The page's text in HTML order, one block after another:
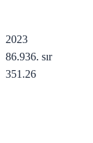
2023
86.936. sır
351.26